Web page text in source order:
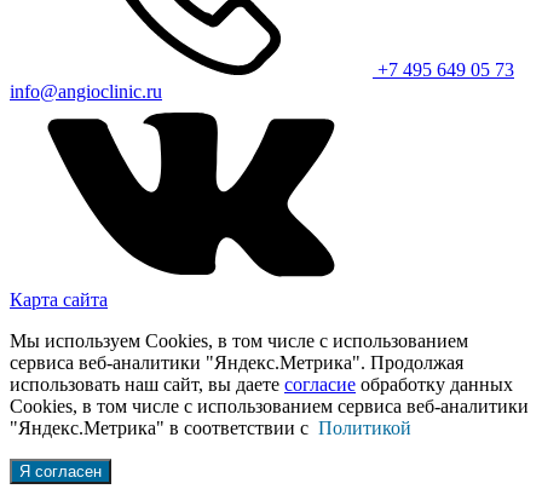
+7 495 649 05 73
info@angioclinic.ru
Карта сайта
Мы используем Cookies, в том числе с использованием
сервиса веб-аналитики "Яндекс.Метрика". Продолжая
использовать наш сайт, вы даете согласие обработку данных
Cookies, в том числе с использованием сервиса веб-аналитики
"Яндекс.Метрика" в соответствии с Политикой
Я согласен